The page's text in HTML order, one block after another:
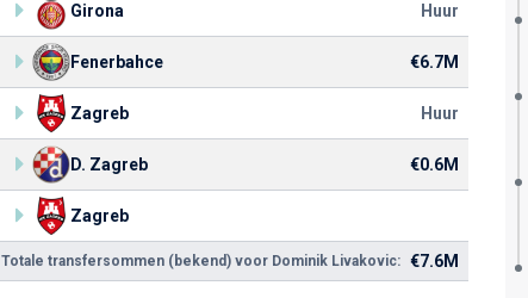
Girona Huur
Fenerbahce €6.7M
Zagreb Huur
D. Zagreb €0.6M
Zagreb
Totale transfersommen (bekend) voor Dominik Livakovic: €7.6M